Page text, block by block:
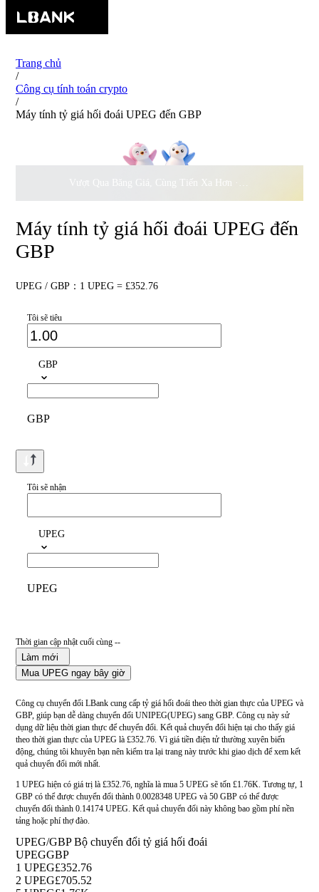
Trang chủ
/
Công cụ tính toán crypto
/
Máy tính tỷ giá hối đoái UPEG đến GBP
Vượt Qua Băng Giá, Cùng Tiến Xa Hơn ·500.000
Máy tính tỷ giá hối đoái UPEG đến
GBP
UPEG / GBP：1 UPEG = £352.76
Tôi sẽ tiêu
GBP
GBP
Tôi sẽ nhận
UPEG
UPEG
Thời gian cập nhật cuối cùng --
Làm mới
Mua UPEG ngay bây giờ
Công cụ chuyển đổi LBank cung cấp tỷ giá hối đoái theo thời gian thực của UPEG và
GBP, giúp bạn dễ dàng chuyển đổi UNIPEG(UPEG) sang GBP. Công cụ này sử
dụng dữ liệu thời gian thực để chuyển đổi. Kết quả chuyển đổi hiện tại cho thấy giá
theo thời gian thực của UPEG là £352.76. Vì giá tiền điện tử thường xuyên biến
động, chúng tôi khuyên bạn nên kiểm tra lại trang này trước khi giao dịch để xem kết
quả chuyển đổi mới nhất.
1 UPEG hiện có giá trị là £352.76, nghĩa là mua 5 UPEG sẽ tốn £1.76K. Tương tự, 1
GBP có thể được chuyển đổi thành 0.0028348 UPEG và 50 GBP có thể được
chuyển đổi thành 0.14174 UPEG. Kết quả chuyển đổi này không bao gồm phí nền
tảng hoặc phí thợ đào.
UPEG/GBP Bộ chuyển đổi tỷ giá hối đoái
UPEGGBP
1 UPEG£352.76
2 UPEG£705.52